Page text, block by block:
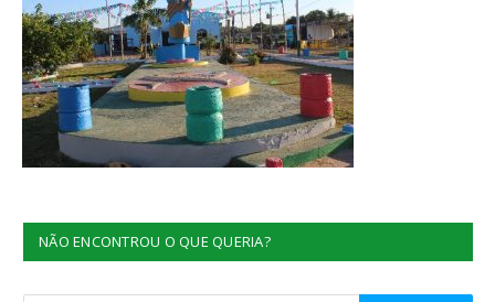
NÃO ENCONTROU O QUE QUERIA?